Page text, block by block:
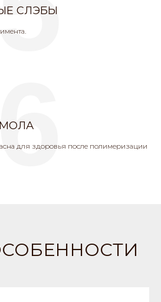
СЛЭБЫ
для здоровья после полимеризации